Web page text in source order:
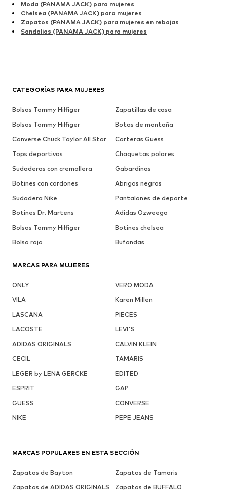
CATEGORÍAS PARA MUJERES
Bolsos Tommy Hilfiger
Zapatillas de casa
Bolsos Tommy Hilfiger
Botas de montaña
Converse Chuck Taylor All Star
Carteras Guess
Tops deportivos
Chaquetas polares
Sudaderas con cremallera
Gabardinas
Botines con cordones
Abrigos negros
Sudadera Nike
Pantalones de deporte
Botines Dr. Martens
Adidas Ozweego
Bolsos Tommy Hilfiger
Botines chelsea
Bolso rojo
Bufandas
MARCAS PARA MUJERES
ONLY
VERO MODA
VILA
Karen Millen
LASCANA
PIECES
LACOSTE
LEVI'S
ADIDAS ORIGINALS
CALVIN KLEIN
CECIL
TAMARIS
LEGER by LENA GERCKE
EDITED
ESPRIT
GAP
GUESS
CONVERSE
NIKE
PEPE JEANS
Moda (PANAMA JACK) para mujeres
Chelsea (PANAMA JACK) para mujeres
Zapatos (PANAMA JACK) para mujeres en rebajas
Sandalias (PANAMA JACK) para mujeres
MARCAS POPULARES EN ESTA SECCIÓN
Zapatos de Bayton
Zapatos de Tamaris
Zapatos de ADIDAS ORIGINALS
Zapatos de BUFFALO